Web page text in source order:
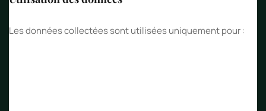
Les données collectées sont utilisées uniquement pour :